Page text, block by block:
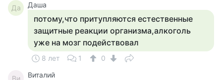
Да Даша
потому,что притупляются естественные
защитные реакции организма,алкоголь
уже на мозг подействовал
8 лет 1 0
Ви Виталий